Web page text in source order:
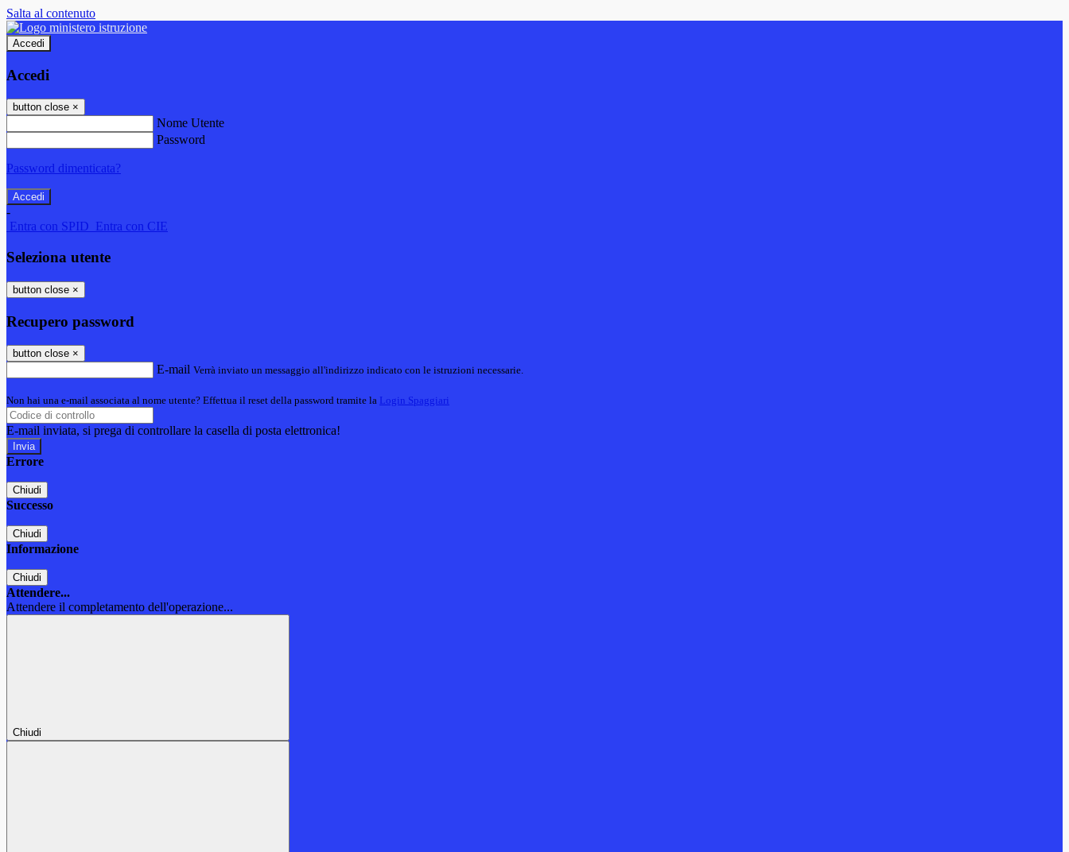
Salta al contenuto
Accedi
Accedi
button close ×
Nome Utente
Password
Password dimenticata?
-
Entra con SPID Entra con CIE
Seleziona utente
button close ×
Recupero password
button close ×
E-mail Verrà inviato un messaggio all'indirizzo indicato con le istruzioni necessarie.
Non hai una e-mail associata al nome utente? Effettua il reset della password tramite la Login Spaggiari
E-mail inviata, si prega di controllare la casella di posta elettronica!
Errore
Chiudi
Successo
Chiudi
Informazione
Chiudi
Attendere...
Attendere il completamento dell'operazione...
Chiudi